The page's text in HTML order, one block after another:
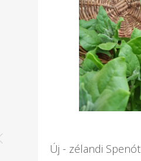
Új - zélandi Spenót